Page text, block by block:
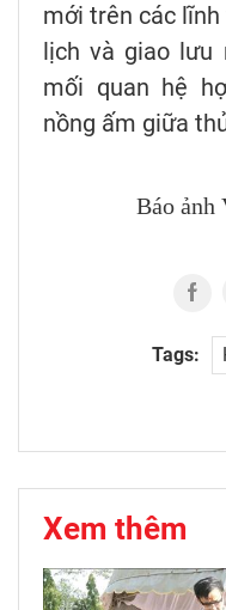
mới trên các lĩnh
lịch và giao lưu
mối quan hệ
nồng ấm giữa
Báo
Tags:
Xem thêm